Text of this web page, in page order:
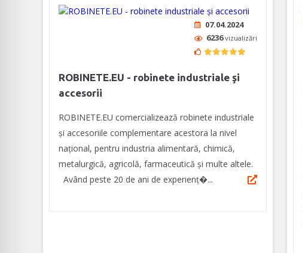
07.04.2024
6236vizualizări
ROBINETE.EU - robinete industriale şi
accesorii
ROBINETE.EU comercializează robinete industriale
şi accesoriile complementare acestora la nivel
naţional, pentru industria alimentară, chimică,
metalurgică, agricolă, farmaceutică şi multe altele.
Având peste 20 de ani de experienţ�...